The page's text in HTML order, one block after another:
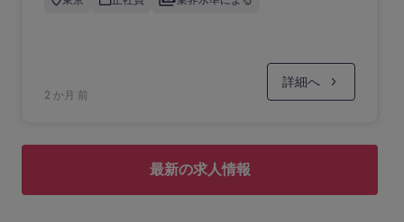
2 か月 前
詳細へ
最新の求人情報